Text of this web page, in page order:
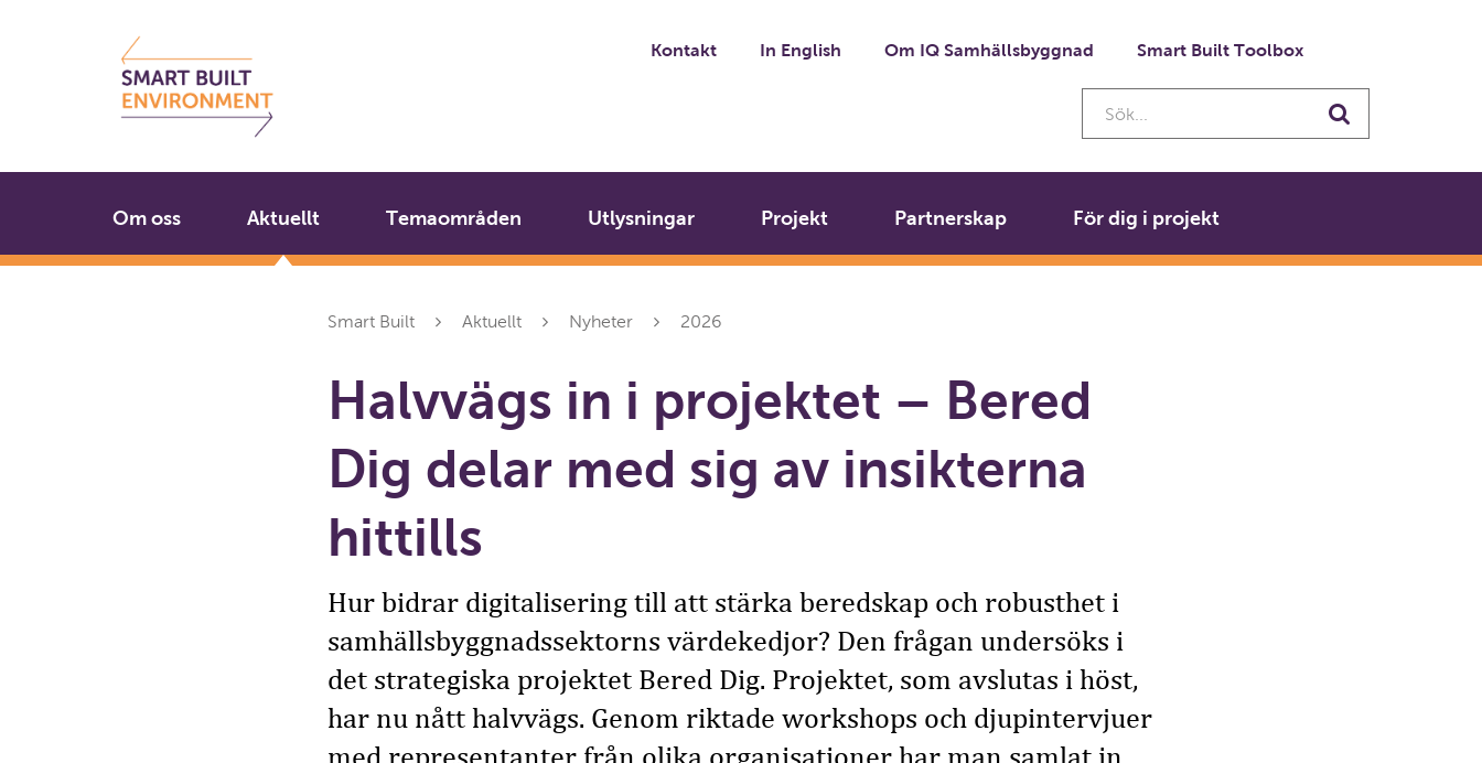
Kontakt In English Om IQ Samhällsbyggnad Smart Built Toolbox
Sök
Om oss Aktuellt Temaområden Utlysningar Projekt Partnerskap För dig i projekt
Smart Built Aktuellt Nyheter 2026
Halvvägs in i projektet – Bered
Dig delar med sig av insikterna
hittills
Hur bidrar digitalisering till att stärka beredskap och robusthet i
samhällsbyggnadssektorns värdekedjor? Den frågan undersöks i
det strategiska projektet Bered Dig. Projektet, som avslutas i höst,
har nu nått halvvägs. Genom riktade workshops och djupintervjuer